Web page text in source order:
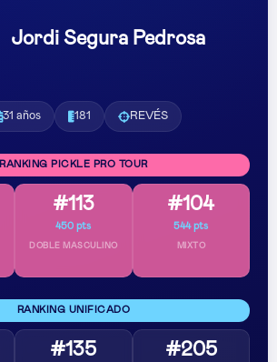
Jordi Segura Pedrosa
31 años 181 REVÉS
RANKING PICKLE PRO TOUR
#113
450 pts
DOBLE MASCULINO
#104
544 pts
MIXTO
RANKING UNIFICADO
#135 #205